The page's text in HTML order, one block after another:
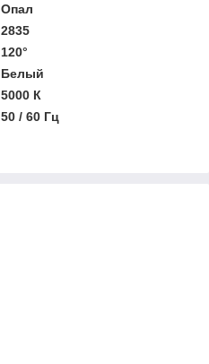
Опал
2835
120°
Белый
5000 К
50 / 60 Гц